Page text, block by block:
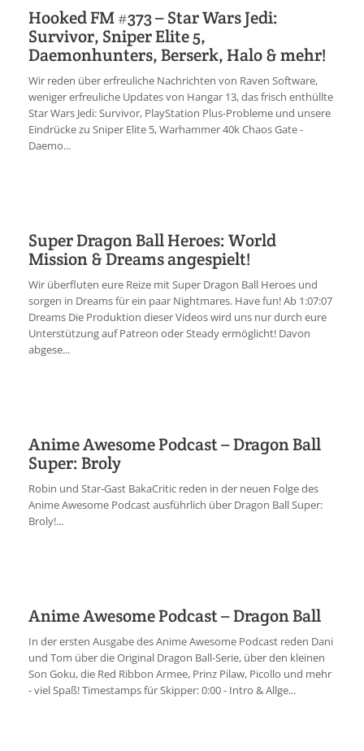
Hooked FM #373 – Star Wars Jedi:
Survivor, Sniper Elite 5,
Daemonhunters, Berserk, Halo & mehr!
Wir reden über erfreuliche Nachrichten von Raven Software,
weniger erfreuliche Updates von Hangar 13, das frisch enthüllte
Star Wars Jedi: Survivor, PlayStation Plus-Probleme und unsere
Eindrücke zu Sniper Elite 5, Warhammer 40k Chaos Gate -
Daemo...
Super Dragon Ball Heroes: World
Mission & Dreams angespielt!
Wir überfluten eure Reize mit Super Dragon Ball Heroes und
sorgen in Dreams für ein paar Nightmares. Have fun! Ab 1:07:07
Dreams Die Produktion dieser Videos wird uns nur durch eure
Unterstützung auf Patreon oder Steady ermöglicht! Davon
abgese...
Anime Awesome Podcast – Dragon Ball
Super: Broly
Robin und Star-Gast BakaCritic reden in der neuen Folge des
Anime Awesome Podcast ausführlich über Dragon Ball Super:
Broly!...
Anime Awesome Podcast – Dragon Ball
In der ersten Ausgabe des Anime Awesome Podcast reden Dani
und Tom über die Original Dragon Ball-Serie, über den kleinen
Son Goku, die Red Ribbon Armee, Prinz Pilaw, Picollo und mehr
- viel Spaß! Timestamps für Skipper: 0:00 - Intro & Allge...